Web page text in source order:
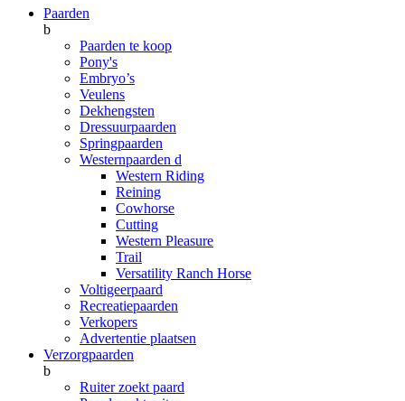
Paarden
b
Paarden te koop
Pony's
Embryo’s
Veulens
Dekhengsten
Dressuurpaarden
Springpaarden
Westernpaarden d
Western Riding
Reining
Cowhorse
Cutting
Western Pleasure
Trail
Versatility Ranch Horse
Voltigeerpaard
Recreatiepaarden
Verkopers
Advertentie plaatsen
Verzorgpaarden
b
Ruiter zoekt paard